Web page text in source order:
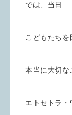
では、当日
こどもたちを
本当に大切な
エトセトラ・